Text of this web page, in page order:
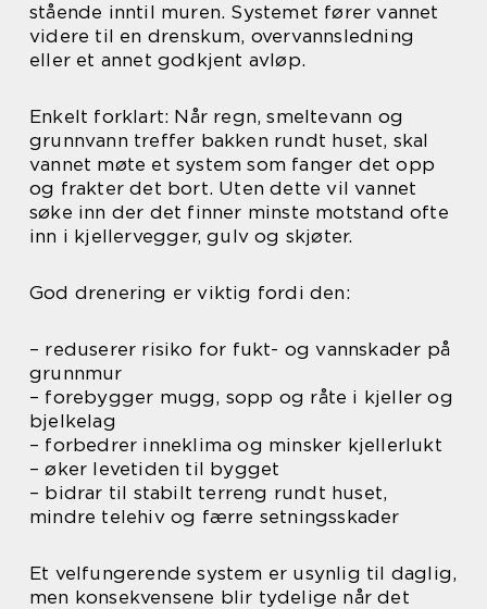
stående inntil muren. Systemet fører vannet
videre til en drenskum, overvannsledning
eller et annet godkjent avløp.
Enkelt forklart: Når regn, smeltevann og
grunnvann treffer bakken rundt huset, skal
vannet møte et system som fanger det opp
og frakter det bort. Uten dette vil vannet
søke inn der det finner minste motstand ofte
inn i kjellervegger, gulv og skjøter.
God drenering er viktig fordi den:
– reduserer risiko for fukt- og vannskader på
grunnmur
– forebygger mugg, sopp og råte i kjeller og
bjelkelag
– forbedrer inneklima og minsker kjellerlukt
– øker levetiden til bygget
– bidrar til stabilt terreng rundt huset,
mindre telehiv og færre setningsskader
Et velfungerende system er usynlig til daglig,
men konsekvensene blir tydelige når det